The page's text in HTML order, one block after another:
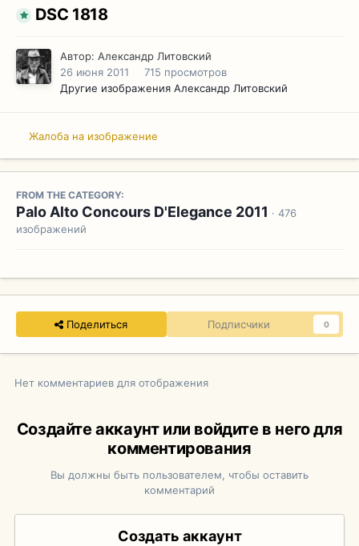
DSC 1818
Автор: Александр Литовский
26 июня 2011
715 просмотров
Другие изображения Александр Литовский
Жалоба на изображение
FROM THE CATEGORY:
Palo Alto Concours D'Elegance 2011 · 476
изображений
Поделиться Подписчики 0
Нет комментариев для отображения
Создайте аккаунт или войдите в него для
комментирования
Вы должны быть пользователем, чтобы оставить
комментарий
Создать аккаунт